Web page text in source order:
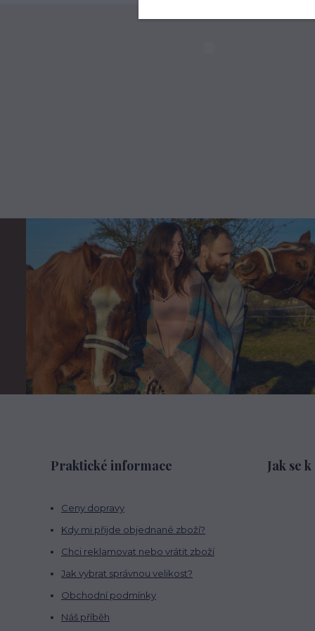
Praktické informace
Ceny dopravy
Kdy mi přijde objednané zboží?
Chci reklamovat nebo vrátit zboží
Jak vybrat správnou velikost?
Obchodní podmínky
Náš příběh
Jak se